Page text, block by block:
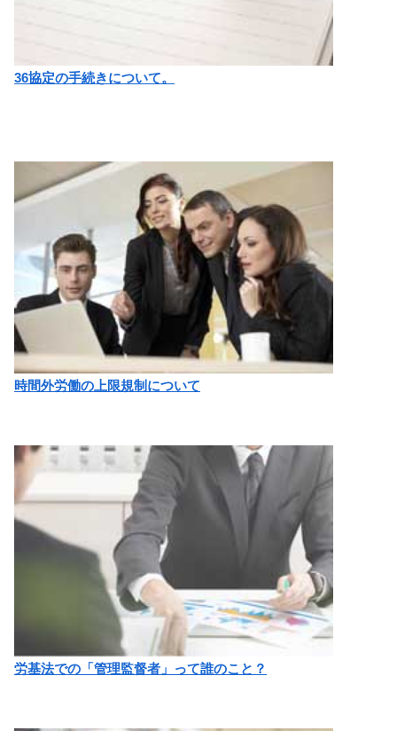
36協定の手続きについて。
時間外労働の上限規制について
労基法での「管理監督者」って誰のこと？